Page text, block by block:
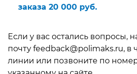
заказа 20 000 руб.
Если у вас остались вопросы,
почту feedback@polimaks.ru, в
линии или позвоните по